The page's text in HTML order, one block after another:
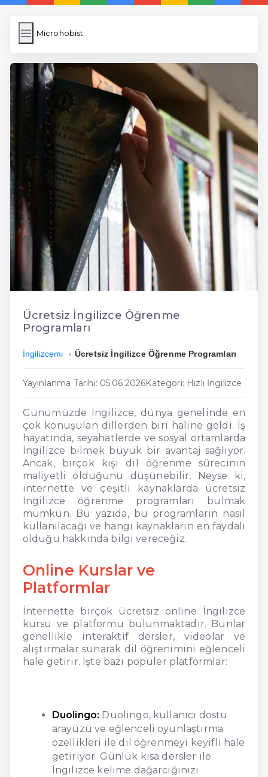
Microhobist
Microhobist
Bilder Hochladen
Wordpress Cache
Anasayfa
5 Günde İngilizce
İngilizce
Dil Eğitimi
En Hızlı İngilizce
En Kolay İngilizce
En Ucuz İngilizce
En Uygun İngilizce
Hızlı İngilizce
Ücretsiz İngilizce Öğrenme
Programları
İngilizcemi Ücretsiz İngilizce Öğrenme Programları
Yayınlanma Tarihi: 05.06.2026Kategori: Hızlı İngilizce
Günümüzde İngilizce, dünya genelinde en
çok konuşulan dillerden biri haline geldi. İş
hayatında, seyahatlerde ve sosyal ortamlarda
İngilizce bilmek büyük bir avantaj sağlıyor.
Ancak, birçok kişi dil öğrenme sürecinin
maliyetli olduğunu düşünebilir. Neyse ki,
internette ve çeşitli kaynaklarda ücretsiz
İngilizce öğrenme programları bulmak
mümkün. Bu yazıda, bu programların nasıl
kullanılacağı ve hangi kaynakların en faydalı
olduğu hakkında bilgi vereceğiz.
Online Kurslar ve
Platformlar
İnternette birçok ücretsiz online İngilizce
kursu ve platformu bulunmaktadır. Bunlar
genellikle interaktif dersler, videolar ve
alıştırmalar sunarak dil öğrenimini eğlenceli
hale getirir. İşte bazı popüler platformlar:
Duolingo: Duolingo, kullanıcı dostu
arayüzü ve eğlenceli oyunlaştırma
özellikleri ile dil öğrenmeyi keyifli hale
getiriyor. Günlük kısa dersler ile
İngilizce kelime dağarcığınızı